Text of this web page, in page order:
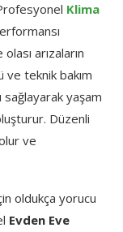
Klima
arızaların
teknik bakım
sağlayarak yaşam
Düzenli
ve
oldukça yorucu
Evden Eve